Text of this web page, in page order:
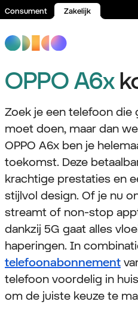
Consument Zakelijk
OPPO A6x
Zoek je een telefoon
moet doen, maar dan
OPPO A6x ben je
toekomst. Deze
krachtige prestaties en
stijlvol design. Of je nu
streamt of non-stop
dankzij 5G gaat alles
haperingen. In
telefoonabonnement
telefoon voordelig in
om de juiste keuze te